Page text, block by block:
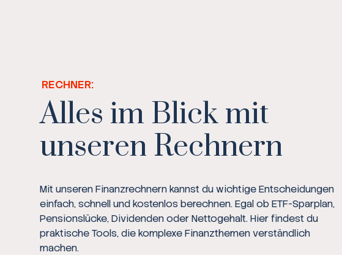
RECHNER:
Alles im Blick mit
unseren Rechnern
Mit unseren Finanzrechnern kannst du wichtige Entscheidungen
einfach, schnell und kostenlos berechnen. Egal ob ETF-Sparplan,
Pensionslücke, Dividenden oder Nettogehalt. Hier findest du
praktische Tools, die komplexe Finanzthemen verständlich
machen.